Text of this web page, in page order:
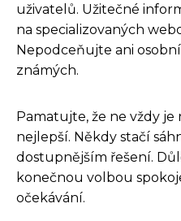
uživatelů. Užitečné
na specializovaných
Nepodceňujte ani
známých.
Pamatujte, že ne vždy je
nejlepší. Někdy stačí
dostupnějším řešení.
konečnou volbou
očekávání.